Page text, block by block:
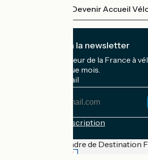
Devenir Accueil
Je m'abonne à la newsletter
Recevez le meilleur de la France à
boîte mail chaque mois.
Mon adresse mail
Conditions d'inscription
Financé dans le cadre de Destination